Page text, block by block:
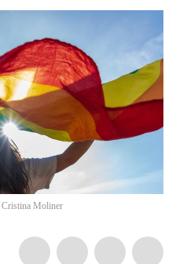
Cristina Moliner